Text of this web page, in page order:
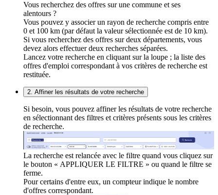
Vous recherchez des offres sur une commune et ses
alentours ?
Vous pouvez y associer un rayon de recherche compris entre
0 et 100 km (par défaut la valeur sélectionnée est de 10 km).
Si vous recherchez des offres sur deux départements, vous
devez alors effectuer deux recherches séparées.
Lancez votre recherche en cliquant sur la loupe ; la liste des
offres d'emploi correspondant à vos critères de recherche est
restituée.
2. Affiner les résultats de votre recherche
Si besoin, vous pouvez affiner les résultats de votre recherche
en sélectionnant des filtres et critères présents sous les critères
de recherche.
La recherche est relancée avec le filtre quand vous cliquez sur
le bouton « APPLIQUER LE FILTRE » ou quand le filtre se
ferme.
Pour certains d'entre eux, un compteur indique le nombre
d'offres correspondant.